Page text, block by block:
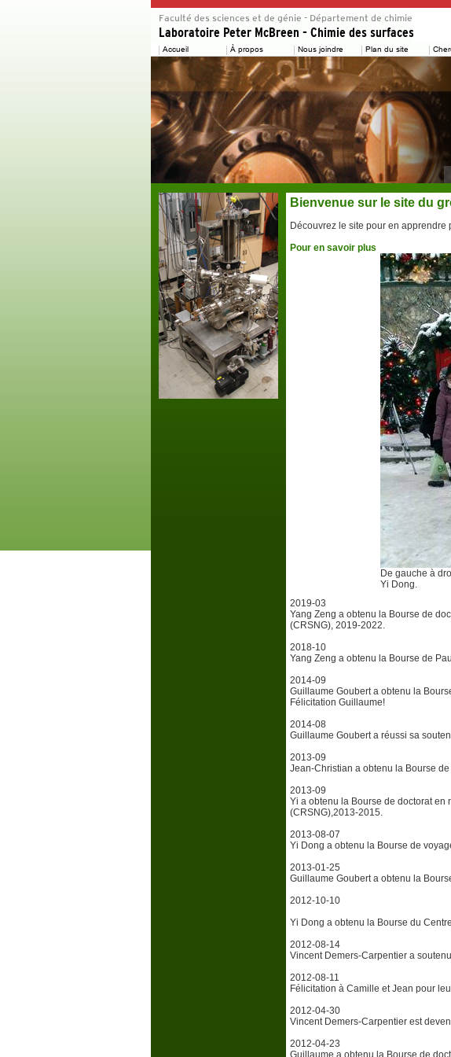
Bienvenue sur le site du
Découvrez le site pour en
Pour en savoir plus
De gauche à
Yi Dong.
2019-03
Yang Zeng a obtenu la Bourse de
(CRSNG), 2019-2022.
2018-10
Yang Zeng a obtenu la Bourse de
2014-09
Guillaume Goubert a obtenu la
Félicitation Guillaume!
2014-08
Guillaume Goubert a réussi sa
2013-09
Jean-Christian a obtenu la Bourse
2013-09
Yi a obtenu la Bourse de doctorat en
(CRSNG),2013-2015.
2013-08-07
Yi Dong a obtenu la Bourse de
2013-01-25
Guillaume Goubert a obtenu la
2012-10-10
Yi Dong a obtenu la Bourse du
2012-08-14
Vincent Demers-Carpentier a
2012-08-11
Félicitation à Camille et Jean pour
2012-04-30
Vincent Demers-Carpentier est
2012-04-23
Guillaume a obtenu la Bourse de